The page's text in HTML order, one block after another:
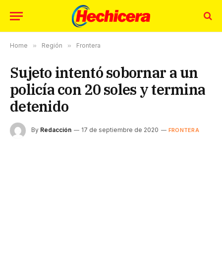
Home » Región » Frontera
Sujeto intentó sobornar a un
policía con 20 soles y termina
detenido
By Redacción 17 de septiembre de 2020 FRONTERA